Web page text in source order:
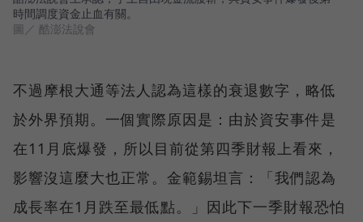
時間調度資金止血有關。
圖／ 酷澎法說會
不過摩根大通等法人認為這樣的衰退數字，略低
於外界預期。一個實際原因是：由於資安事件是
在11月底爆發，所以目前從第四季財報上看來，
影響沒這麼大也正常。金範錫坦言：「我們認為
成長率在1月跌至最低點。」因此下一季財報恐怕